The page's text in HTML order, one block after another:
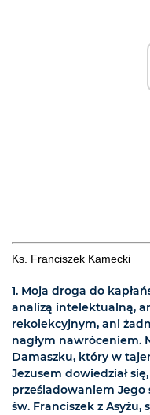
Ks. Franciszek Kamecki
1. Moja droga do
analizą intelektualną,
rekolekcyjnym, ani
nagłym nawróceniem.
Damaszku, który w
Jezusem dowiedział
prześladowaniem
św. Franciszek z